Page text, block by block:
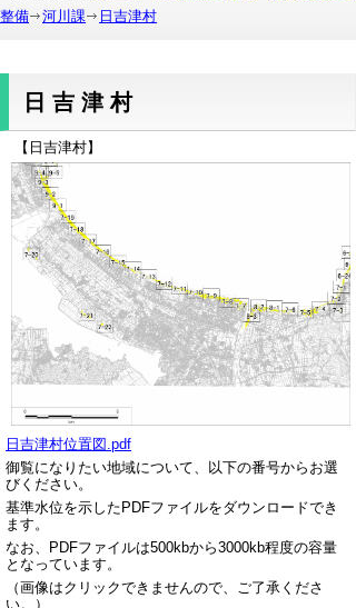
整備
河川課 日吉津村
日吉津村
【日吉津村】
日吉津村位置図.pdf
御覧になりたい地域について、以下の番号からお選
びください。
基準水位を示したPDFファイルをダウンロードでき
ます。
なお、PDFファイルは500kbから3000kb程度の容量
となっています。
（画像はクリックできませんので、ご了承くださ
い。）